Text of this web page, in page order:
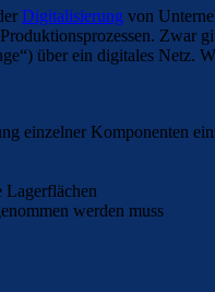
Digitalisierung von
Zwar
über ein digitales Netz.
einzelner Komponenten
Lagerflächen
werden muss